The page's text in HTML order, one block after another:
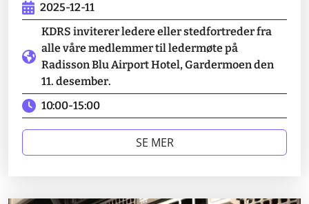
2025-12-11
KDRS inviterer ledere eller stedfortreder fra
alle våre medlemmer til ledermøte på
Radisson Blu Airport Hotel, Gardermoen den
11. desember.
10:00-15:00
SE MER